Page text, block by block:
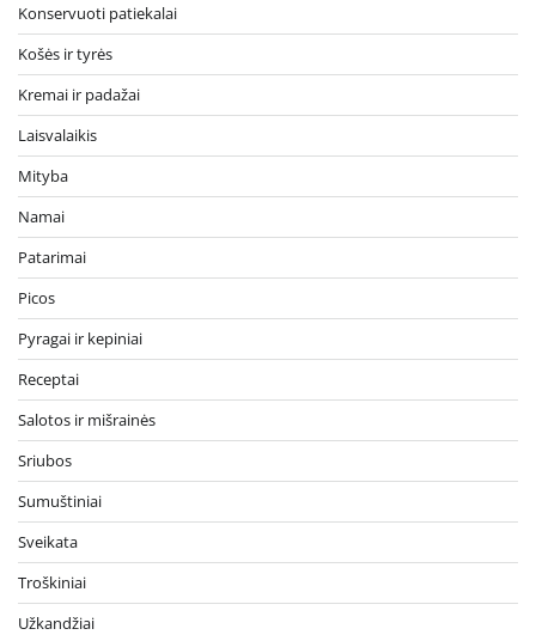
Konservuoti patiekalai
Košės ir tyrės
Kremai ir padažai
Laisvalaikis
Mityba
Namai
Patarimai
Picos
Pyragai ir kepiniai
Receptai
Salotos ir mišrainės
Sriubos
Sumuštiniai
Sveikata
Troškiniai
Užkandžiai